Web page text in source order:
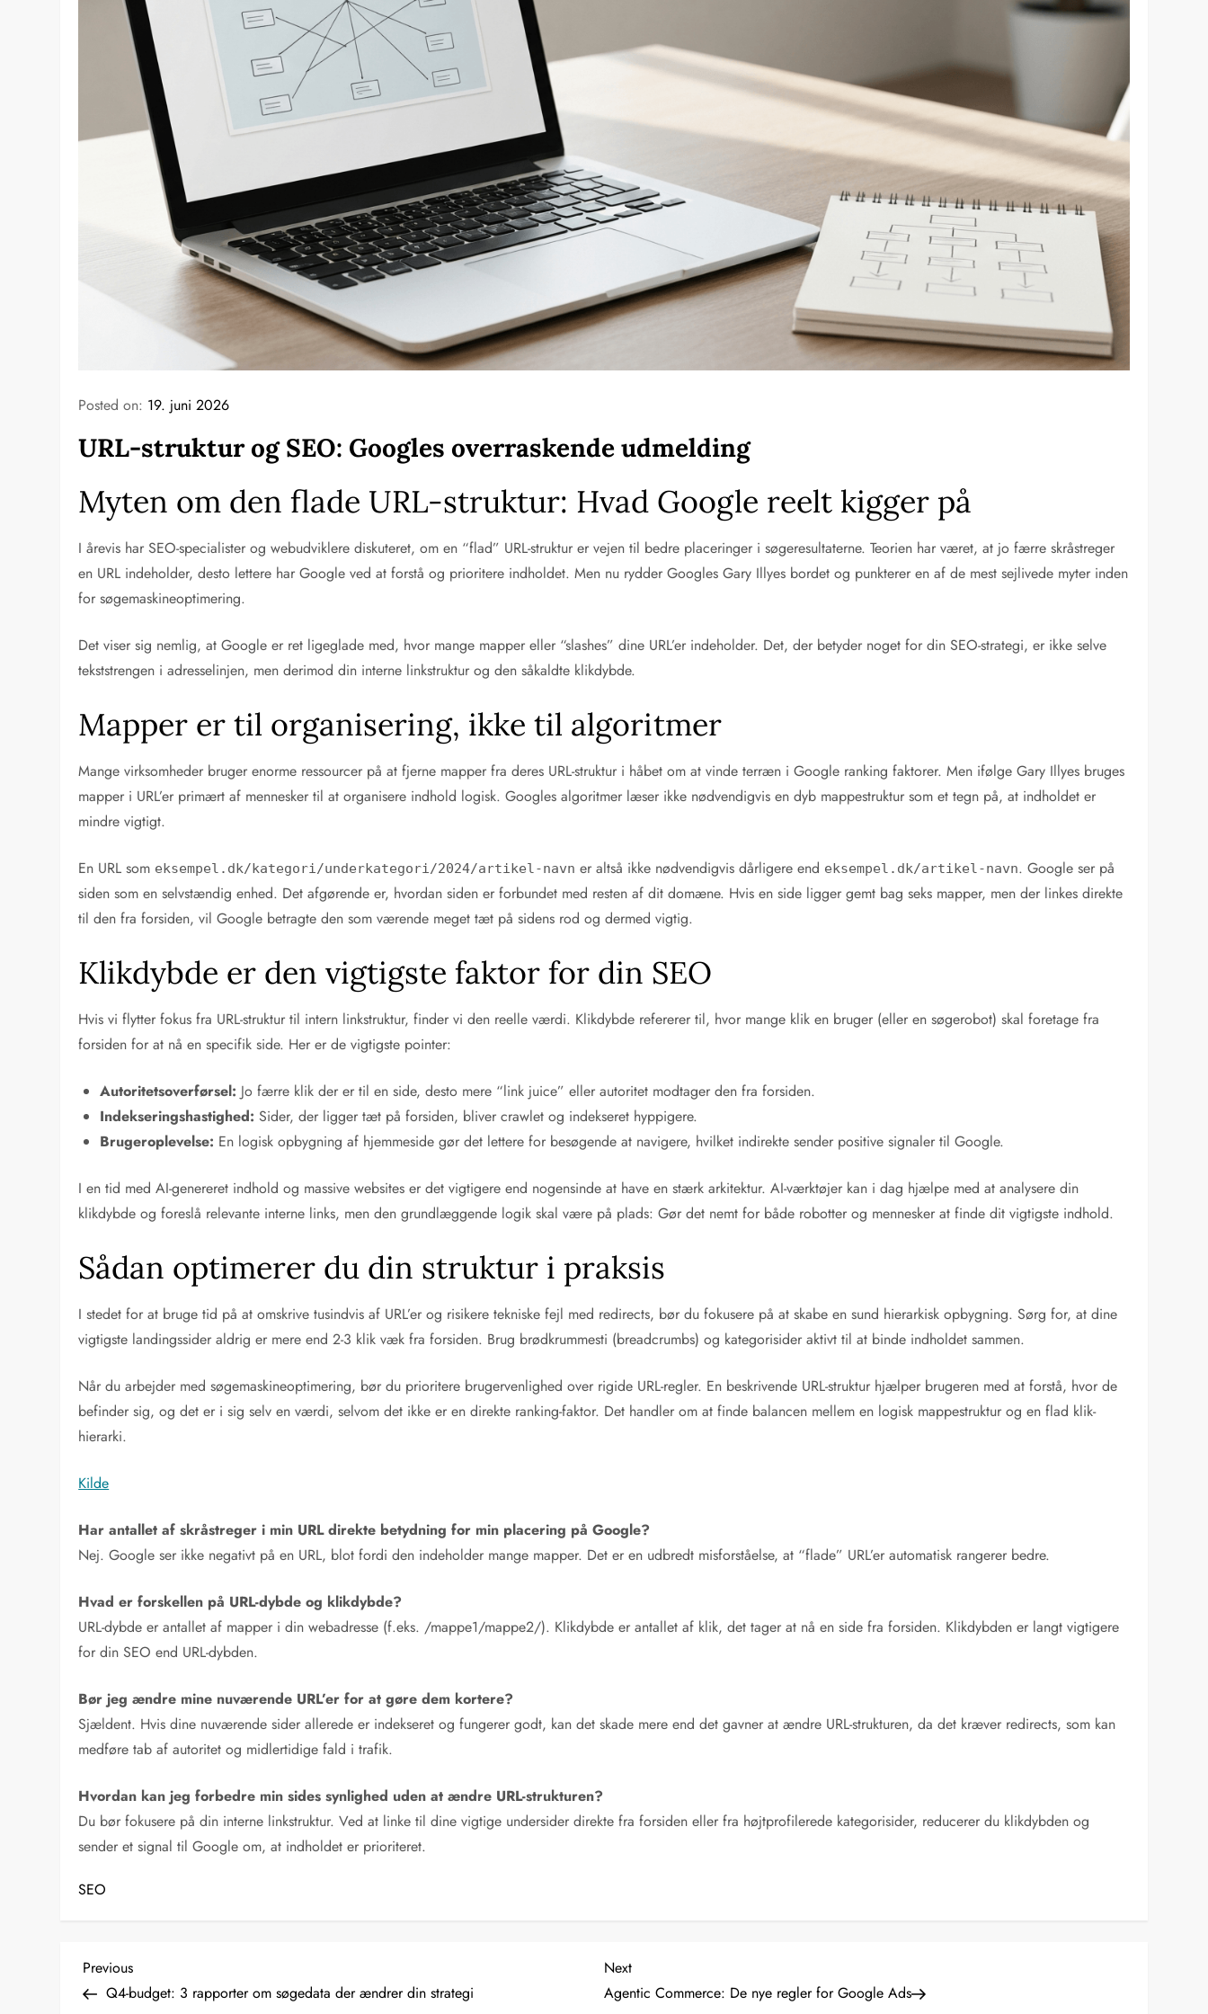
Posted on: 19. juni 2026
URL-struktur og SEO: Googles overraskende udmelding
Myten om den flade URL-struktur: Hvad Google reelt kigger på
I årevis har SEO-specialister og webudviklere diskuteret, om en “flad” URL-struktur er vejen til bedre placeringer i søgeresultaterne. Teorien har været, at jo færre skråstreger
en URL indeholder, desto lettere har Google ved at forstå og prioritere indholdet. Men nu rydder Googles Gary Illyes bordet og punkterer en af de mest sejlivede myter inden
for søgemaskineoptimering.
Det viser sig nemlig, at Google er ret ligeglade med, hvor mange mapper eller “slashes” dine URL’er indeholder. Det, der betyder noget for din SEO-strategi, er ikke selve
tekststrengen i adresselinjen, men derimod din interne linkstruktur og den såkaldte klikdybde.
Mapper er til organisering, ikke til algoritmer
Mange virksomheder bruger enorme ressourcer på at fjerne mapper fra deres URL-struktur i håbet om at vinde terræn i Google ranking faktorer. Men ifølge Gary Illyes bruges
mapper i URL’er primært af mennesker til at organisere indhold logisk. Googles algoritmer læser ikke nødvendigvis en dyb mappestruktur som et tegn på, at indholdet er
mindre vigtigt.
En URL som eksempel.dk/kategori/underkategori/2024/artikel-navn er altså ikke nødvendigvis dårligere end eksempel.dk/artikel-navn. Google ser på
siden som en selvstændig enhed. Det afgørende er, hvordan siden er forbundet med resten af dit domæne. Hvis en side ligger gemt bag seks mapper, men der linkes direkte
til den fra forsiden, vil Google betragte den som værende meget tæt på sidens rod og dermed vigtig.
Klikdybde er den vigtigste faktor for din SEO
Hvis vi flytter fokus fra URL-struktur til intern linkstruktur, finder vi den reelle værdi. Klikdybde refererer til, hvor mange klik en bruger (eller en søgerobot) skal foretage fra
forsiden for at nå en specifik side. Her er de vigtigste pointer:
Autoritetsoverførsel: Jo færre klik der er til en side, desto mere “link juice” eller autoritet modtager den fra forsiden.
Indekseringshastighed: Sider, der ligger tæt på forsiden, bliver crawlet og indekseret hyppigere.
Brugeroplevelse: En logisk opbygning af hjemmeside gør det lettere for besøgende at navigere, hvilket indirekte sender positive signaler til Google.
I en tid med AI-genereret indhold og massive websites er det vigtigere end nogensinde at have en stærk arkitektur. AI-værktøjer kan i dag hjælpe med at analysere din
klikdybde og foreslå relevante interne links, men den grundlæggende logik skal være på plads: Gør det nemt for både robotter og mennesker at finde dit vigtigste indhold.
Sådan optimerer du din struktur i praksis
I stedet for at bruge tid på at omskrive tusindvis af URL’er og risikere tekniske fejl med redirects, bør du fokusere på at skabe en sund hierarkisk opbygning. Sørg for, at dine
vigtigste landingssider aldrig er mere end 2-3 klik væk fra forsiden. Brug brødkrummesti (breadcrumbs) og kategorisider aktivt til at binde indholdet sammen.
Når du arbejder med søgemaskineoptimering, bør du prioritere brugervenlighed over rigide URL-regler. En beskrivende URL-struktur hjælper brugeren med at forstå, hvor de
befinder sig, og det er i sig selv en værdi, selvom det ikke er en direkte ranking-faktor. Det handler om at finde balancen mellem en logisk mappestruktur og en flad klik-
hierarki.
Kilde
Har antallet af skråstreger i min URL direkte betydning for min placering på Google?
Nej. Google ser ikke negativt på en URL, blot fordi den indeholder mange mapper. Det er en udbredt misforståelse, at “flade” URL’er automatisk rangerer bedre.
Hvad er forskellen på URL-dybde og klikdybde?
URL-dybde er antallet af mapper i din webadresse (f.eks. /mappe1/mappe2/). Klikdybde er antallet af klik, det tager at nå en side fra forsiden. Klikdybden er langt vigtigere
for din SEO end URL-dybden.
Bør jeg ændre mine nuværende URL’er for at gøre dem kortere?
Sjældent. Hvis dine nuværende sider allerede er indekseret og fungerer godt, kan det skade mere end det gavner at ændre URL-strukturen, da det kræver redirects, som kan
medføre tab af autoritet og midlertidige fald i trafik.
Hvordan kan jeg forbedre min sides synlighed uden at ændre URL-strukturen?
Du bør fokusere på din interne linkstruktur. Ved at linke til dine vigtige undersider direkte fra forsiden eller fra højtprofilerede kategorisider, reducerer du klikdybden og
sender et signal til Google om, at indholdet er prioriteret.
SEO
I
Previous
Post
Previous
Q4-budget: 3 rapporter om søgedata der ændrer din strategi
Next
Post
Next
Agentic Commerce: De nye regler for Google Ads